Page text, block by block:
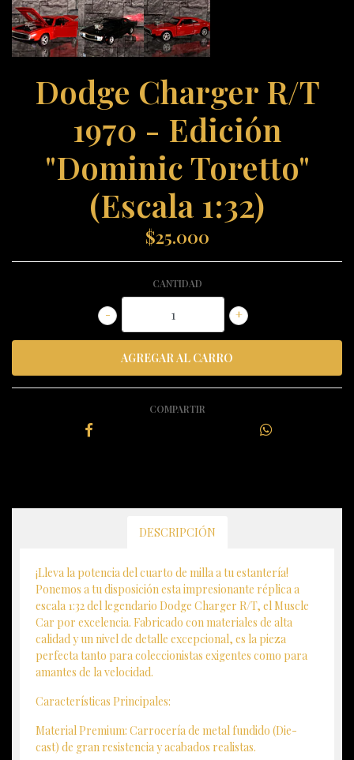
Dodge Charger R/T
1970 - Edición
"Dominic Toretto"
(Escala 1:32)
$25.000
CANTIDAD
+
-
COMPARTIR
DESCRIPCIÓN
¡Lleva la potencia del cuarto de milla a tu estantería!
Ponemos a tu disposición esta impresionante réplica a
escala 1:32 del legendario Dodge Charger R/T, el Muscle
Car por excelencia. Fabricado con materiales de alta
calidad y un nivel de detalle excepcional, es la pieza
perfecta tanto para coleccionistas exigentes como para
amantes de la velocidad.
Características Principales:
Material Premium: Carrocería de metal fundido (Die-
cast) de gran resistencia y acabados realistas.